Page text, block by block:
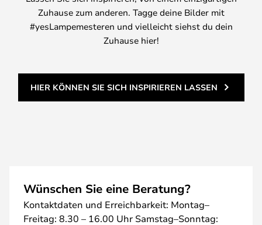
Zuhause zum anderen. Tagge deine Bilder mit
#yesLampemesteren und vielleicht siehst du dein
Zuhause hier!
HIER KÖNNEN SIE SICH INSPIRIEREN LASSEN
Wünschen Sie eine Beratung?
Kontaktdaten und Erreichbarkeit: Montag–
Freitag: 8.30 – 16.00 Uhr Samstag–Sonntag: